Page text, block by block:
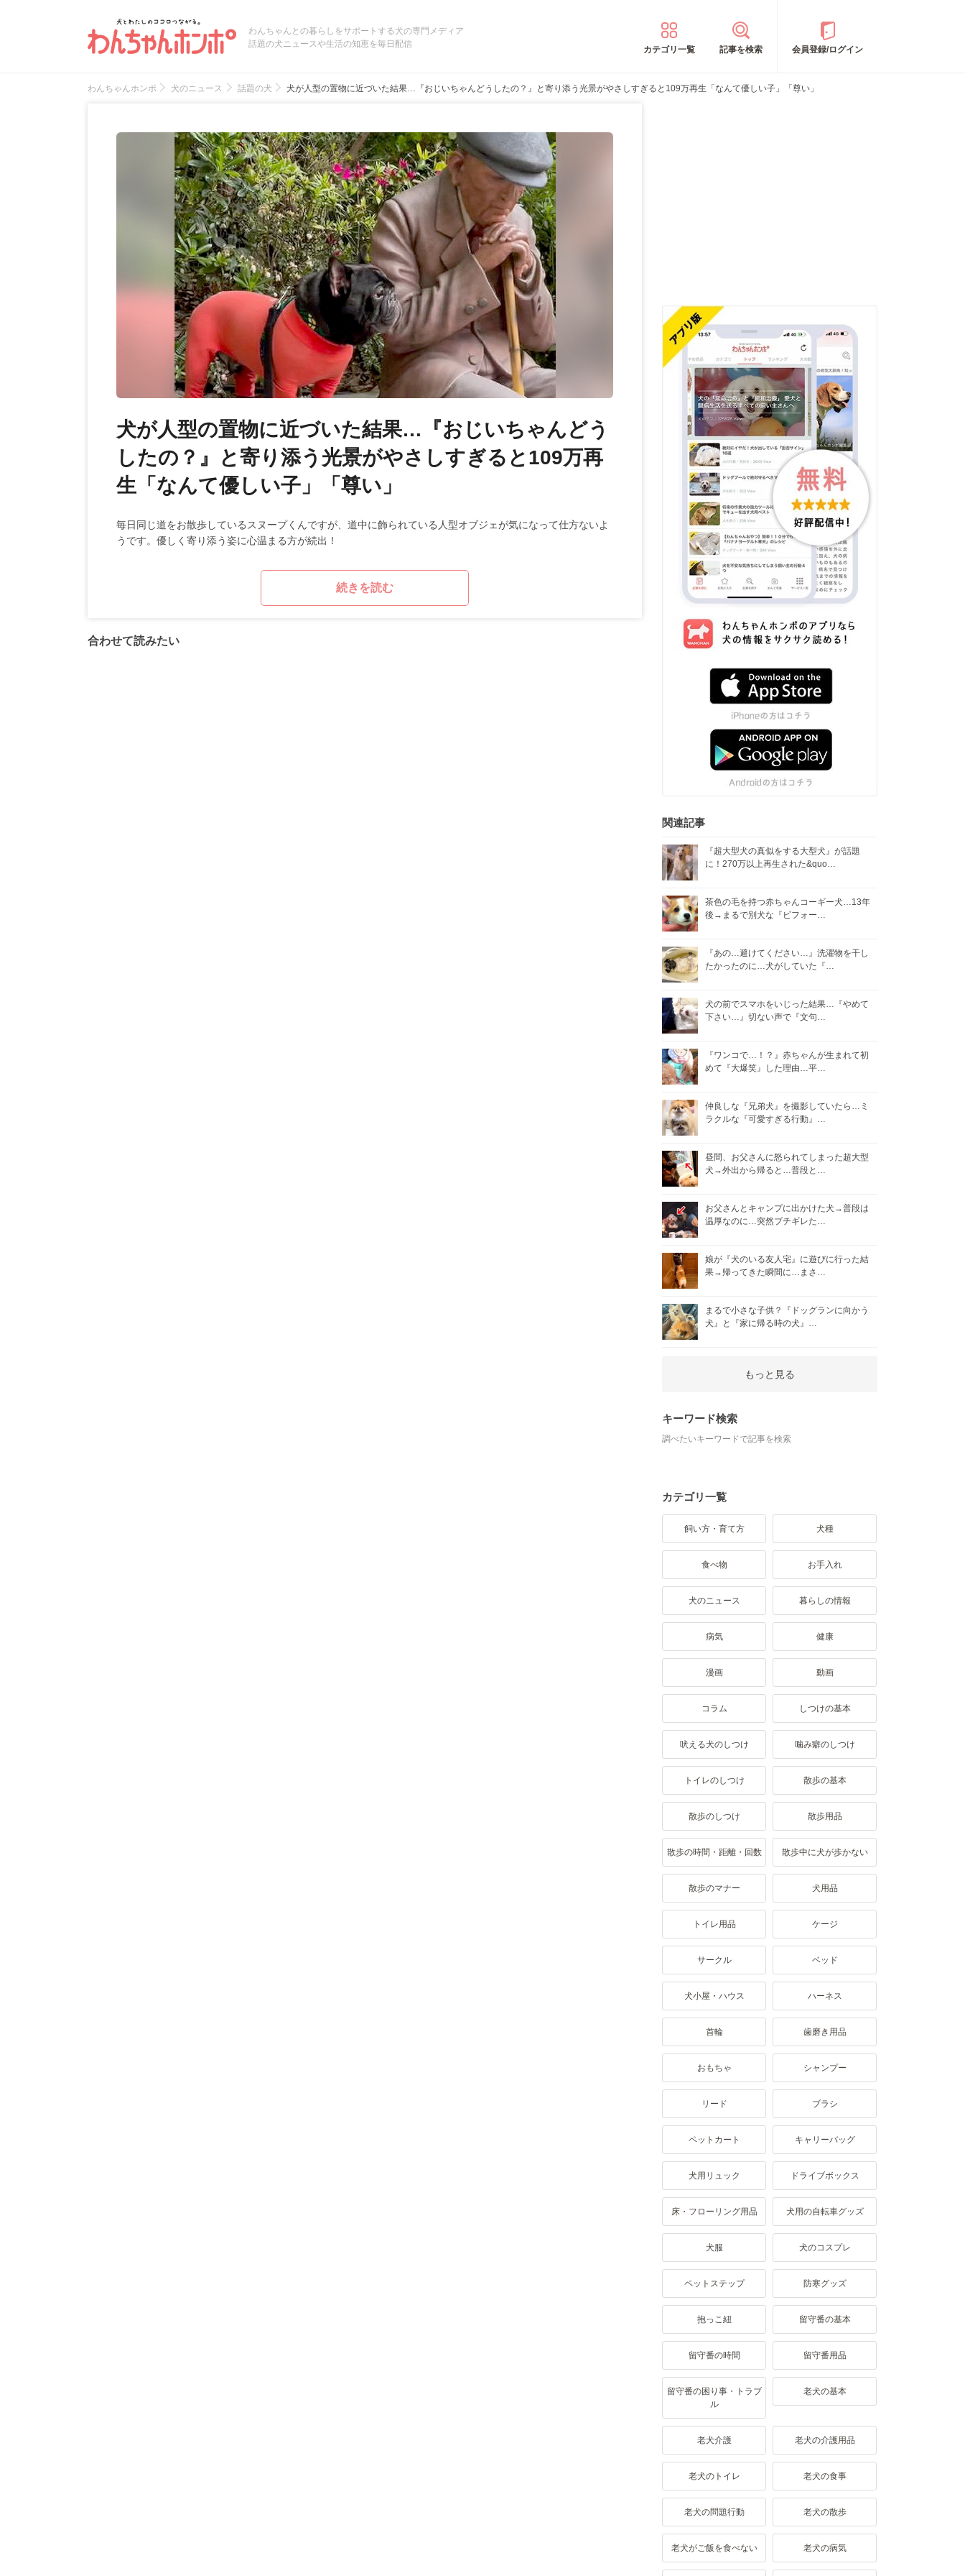
わんちゃんとの暮らしをサポートする犬の専門メディア
話題の犬ニュースや生活の知恵を毎日配信
カテゴリ一覧 記事を検索 会員登録/ログイン
わんちゃんホンポ 犬のニュース 話題の犬 犬が人型の置物に近づいた結果…『おじいちゃんどうしたの？』と寄り添う光景がやさしすぎると109万再生「なんて優しい子」「尊い」
犬が人型の置物に近づいた結果…『おじいちゃんどう
したの？』と寄り添う光景がやさしすぎると109万再
生「なんて優しい子」「尊い」
毎日同じ道をお散歩しているスヌープくんですが、道中に飾られている人型オブジェが気になって仕方ないよ
うです。優しく寄り添う姿に心温まる方が続出！
続きを読む
合わせて読みたい
関連記事
『超大型犬の真似をする大型犬』が話題
に！270万以上再生された&quo…
茶色の毛を持つ赤ちゃんコーギー犬…13年
後→まるで別犬な『ビフォー…
『あの…避けてください…』洗濯物を干し
たかったのに…犬がしていた『…
犬の前でスマホをいじった結果…『やめて
下さい…』切ない声で『文句…
『ワンコで…！？』赤ちゃんが生まれて初
めて『大爆笑』した理由…平…
仲良しな『兄弟犬』を撮影していたら…ミ
ラクルな『可愛すぎる行動』…
昼間、お父さんに怒られてしまった超大型
犬→外出から帰ると…普段と…
お父さんとキャンプに出かけた犬→普段は
温厚なのに…突然ブチギレた…
娘が『犬のいる友人宅』に遊びに行った結
果→帰ってきた瞬間に…まさ…
まるで小さな子供？『ドッグランに向かう
犬』と『家に帰る時の犬』…
もっと見る
キーワード検索
調べたいキーワードで記事を検索
カテゴリ一覧
飼い方・育て方 犬種
食べ物 お手入れ
犬のニュース 暮らしの情報
病気 健康
漫画 動画
コラム しつけの基本
吠える犬のしつけ 噛み癖のしつけ
トイレのしつけ 散歩の基本
散歩のしつけ 散歩用品
散歩の時間・距離・回数 散歩中に犬が歩かない
散歩のマナー 犬用品
トイレ用品 ケージ
サークル ベッド
犬小屋・ハウス ハーネス
首輪 歯磨き用品
おもちゃ シャンプー
リード ブラシ
ペットカート キャリーバッグ
犬用リュック ドライブボックス
床・フローリング用品 犬用の自転車グッズ
犬服 犬のコスプレ
ペットステップ 防寒グッズ
抱っこ紐 留守番の基本
留守番の時間 留守番用品
留守番の困り事・トラブ
ル
老犬の基本
老犬介護 老犬の介護用品
老犬のトイレ 老犬の食事
老犬の問題行動 老犬の散歩
老犬がご飯を食べない 老犬の病気